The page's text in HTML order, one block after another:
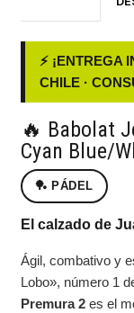
⚡ ¡ENTREGA
CHILE ·
🔥 Babolat
Cyan Blue/
🏓 PÁDEL
El calzado de
Ágil, combativo y
Lobo», número 1
Premura 2 es el